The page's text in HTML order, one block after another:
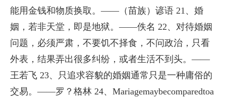
能用金钱和物质换取。——（苗族）谚语 21、婚
姻，若非天堂，即是地狱。——佚名 22、对待婚姻
问题，必须严肃，不要饥不择食，不问政治，只看
外表，结果弄出很多纠纷，或者生活不到头。——
王若飞 23、只追求容貌的婚姻通常只是一种庸俗的
交易。——罗？格林 24、Mariagemaybecomparedtoa